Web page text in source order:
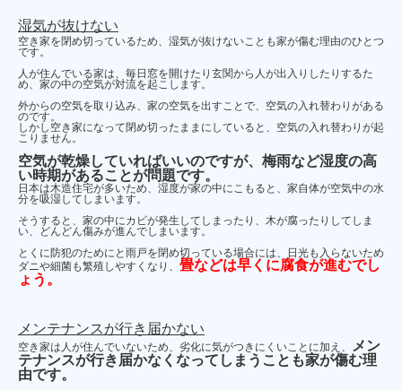
湿気が抜けない
空き家を閉め切っているため、湿気が抜けないことも家が傷む理由のひとつ
です。
人が住んでいる家は、毎日窓を開けたり玄関から人が出入りしたりするた
め、家の中の空気が対流を起こします。
外からの空気を取り込み、家の空気を出すことで、空気の入れ替わりがある
のです。
しかし空き家になって閉め切ったままにしていると、空気の入れ替わりが起
こりません。
空気が乾燥していればいいのですが、梅雨など湿度の高
い時期があることが問題です。
日本は木造住宅が多いため、湿度が家の中にこもると、家自体が空気中の水
分を吸湿してしまいます。
そうすると、家の中にカビが発生してしまったり、木が腐ったりしてしま
い、どんどん傷みが進んでしまいます。
とくに防犯のためにと雨戸を閉め切っている場合には、日光も入らないため
ダニや細菌も繁殖しやすくなり、 畳などは早くに腐食が進むでし
ょう。
メンテナンスが行き届かない
空き家は人が住んでいないため、劣化に気がつきにくいことに加え、
メン
テナンスが行き届かなくなってしまうことも家が傷む理
由です。